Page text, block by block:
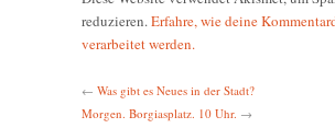
reduzieren.Erfahre, wie deine
verarbeitet werden.
← Was gibt es Neues in der Stadt?
Morgen. Borgiasplatz. 10 Uhr. →